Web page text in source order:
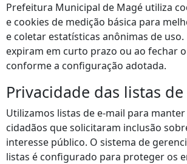
Prefeitura Municipal de Magé utiliza
e cookies de medição básica para
e coletar estatísticas anônimas de uso.
expiram em curto prazo ou ao fechar
conforme a configuração adotada.
Privacidade das listas de
Utilizamos listas de e‑mail para
cidadãos que solicitaram inclusão
interesse público. O sistema de
listas é configurado para proteger os